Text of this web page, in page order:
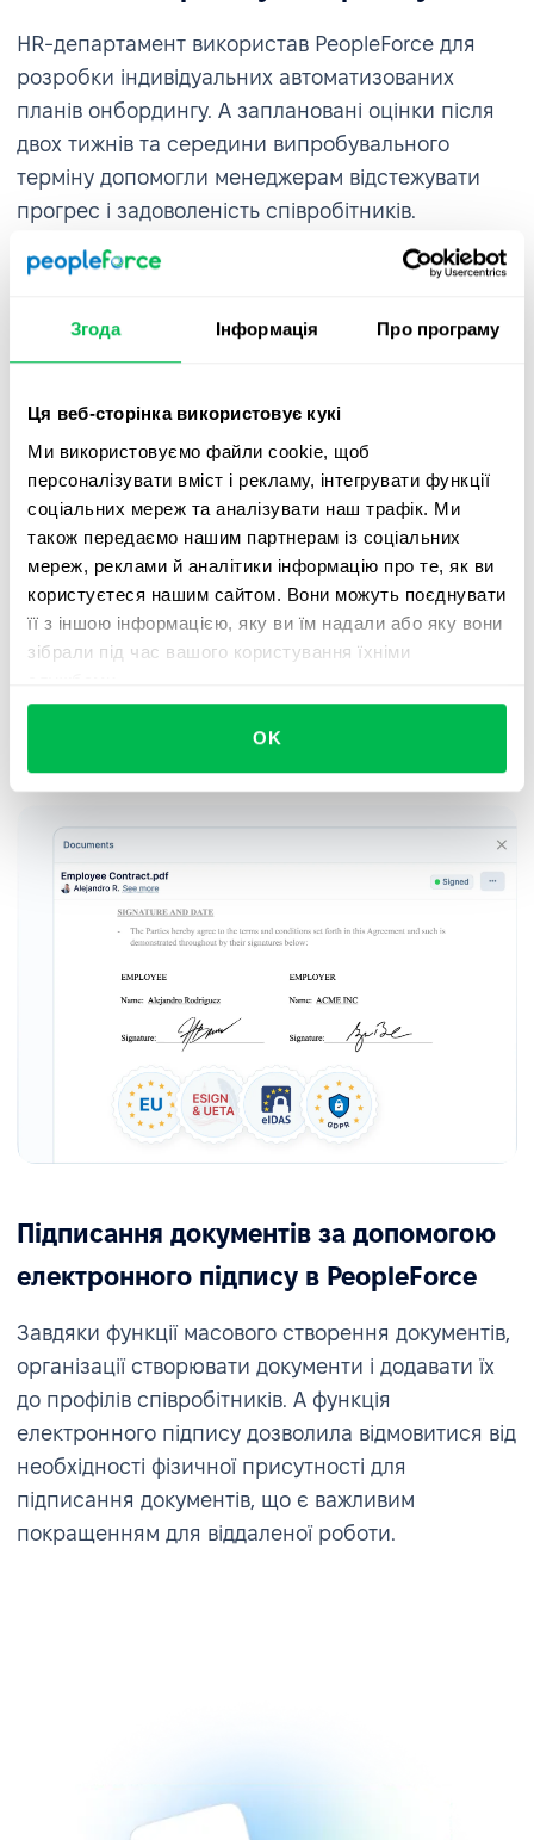
Згода Інформація Про програму
Ця веб-сторінка використовує кукі
Ми використовуємо файли cookie, щоб
персоналізувати вміст і рекламу, інтегрувати функції
соціальних мереж та аналізувати наш трафік. Ми
також передаємо нашим партнерам із соціальних
мереж, реклами й аналітики інформацію про те, як ви
користуєтеся нашим сайтом. Вони можуть поєднувати
її з іншою інформацією, яку ви їм надали або яку вони
зібрали під час вашого користування їхніми
OK
HR-департамент використав PeopleForce для
розробки індивідуальних автоматизованих
планів онбордингу. А заплановані оцінки після
двох тижнів та середини випробувального
терміну допомогли менеджерам відстежувати
прогрес і задоволеність співробітників.
Оцінка ефективності та покращення
культури зворотного зв'язку
PeopleForce надала можливість AWT Bavaria
адаптувати оцінки компетенцій до різних ролей,
забезпечивши їхню справедливість і
релевантність. Також команда використовувала
інструменти 360-градусної оцінки PeopleForce,
щоб розвивати культуру регулярної комунікації.
дозволила керівникам встановлювати чіткі цілі
розвитку для співробітників.
Підписання документів за допомогою
електронного підпису в PeopleForce
Завдяки функції масового створення документів,
організації створювати документи і додавати їх
до профілів співробітників. А функція
електронного підпису дозволила відмовитися від
необхідності фізичної присутності для
підписання документів, що є важливим
покращенням для віддаленої роботи.